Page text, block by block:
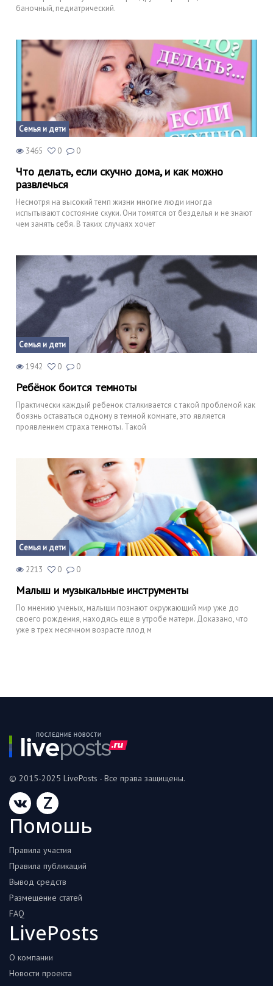
баночный, педиатрический.
Семья и дети
3465 0 0
Что делать, если скучно дома, и как можно
развлечься
Несмотря на высокий темп жизни многие люди иногда
испытывают состояние скуки. Они томятся от безделья и не знают
чем занять себя. В таких случаях хочет
Семья и дети
1942 0 0
Ребёнок боится темноты
Практически каждый ребенок сталкивается с такой проблемой как
боязнь оставаться одному в темной комнате, это является
проявлением страха темноты. Такой
Семья и дети
2213 0 0
Малыш и музыкальные инструменты
По мнению ученых, малыши познают окружающий мир уже до
своего рождения, находясь еще в утробе матери. Доказано, что
уже в трех месячном возрасте плод м
© 2015-2025 LivePosts - Все права защищены.
Z
Помошь
Правила участия
Правила публикаций
Вывод средств
Размещение статей
FAQ
LivePosts
О компании
Новости проекта